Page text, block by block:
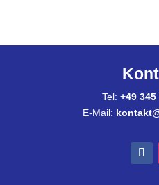
Tel: +49 345
E-Mail: